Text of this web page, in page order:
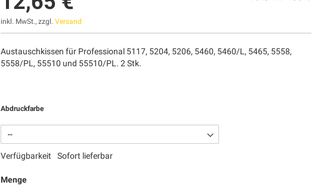
inkl. MwSt., zzgl.Versand
Austauschkissen für Professional 5117, 5204, 5206, 5460, 5460/L, 5465, 5558,
5558/PL, 55510 und 55510/PL. 2 Stk.
Abdruckfarbe
Verfügbarkeit Sofort lieferbar
Menge